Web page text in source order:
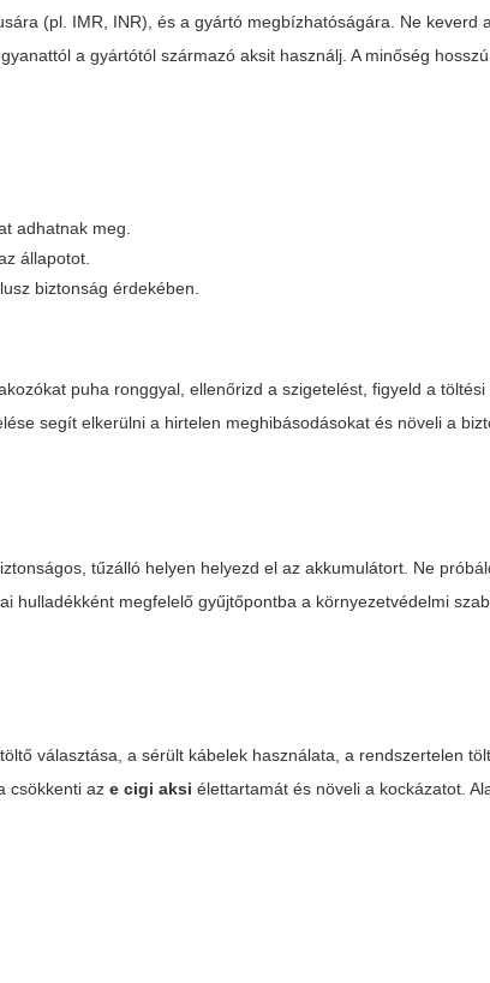
(pl. IMR, INR), és a gyártó megbízhatóságára. Ne keverd
a gyártótól származó aksit használj. A minőség
adhatnak meg.
állapotot.
biztonság érdekében.
puha ronggyal, ellenőrizd a szigetelést, figyeld a töltési
segít elkerülni a hirtelen meghibásodásokat és növeli a
tűzálló helyen helyezd el az akkumulátort. Ne
hulladékként megfelelő gyűjtőpontba a környezetvédelmi
választása, a sérült kábelek használata, a rendszertelen
csökkenti aze cigi aksi élettartamát és növeli a kockázatot.